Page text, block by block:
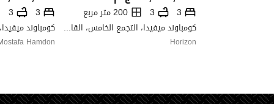
3
3
200 متر مربع
كومباوند ميفيدا، التجمع الخامس، القاهرة الجديدة، القاهرة
Horizon
3
3
Hamdon